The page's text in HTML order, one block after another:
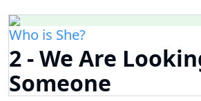
Who is She?
2 - We Are
Someone